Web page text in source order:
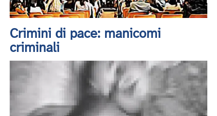
Crimini di pace: manicomi
criminali